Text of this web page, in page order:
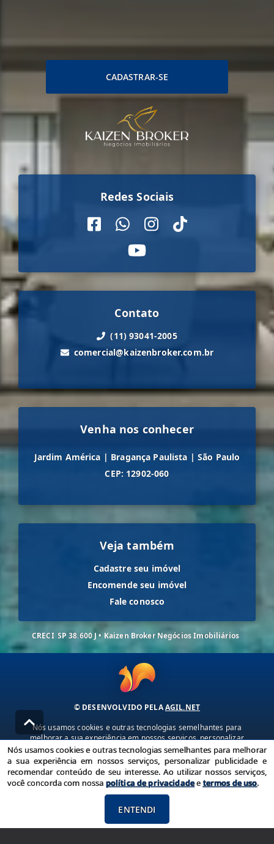
CADASTRAR-SE
Redes Sociais
Contato
(11) 93041-2005
comercial@kaizenbroker.com.br
Venha nos conhecer
Jardim América | Bragança Paulista | São Paulo
CEP: 12902-060
Veja também
Cadastre seu imóvel
Encomende seu imóvel
Fale conosco
CRECI SP 38.600 J • Kaizen Broker Negócios Imobiliários
© DESENVOLVIDO PELAAGIL.NET
Nós usamos cookies e outras tecnologias semelhantes para
melhorar a sua experiência em nossos serviços, personalizar
publicidade e recomendar conteúdo de seu interesse. Ao utilizar
nossos serviços, você concorda com nossa política de privacidade e
termos de uso.
Política de Privacidade Termos de uso
Nós usamos cookies e outras tecnologias semelhantes para melhorar
a sua experiência em nossos serviços, personalizar publicidade e
recomendar conteúdo de seu interesse. Ao utilizar nossos serviços,
você concorda com nossa política de privacidadeetermos de uso.
ENTENDI